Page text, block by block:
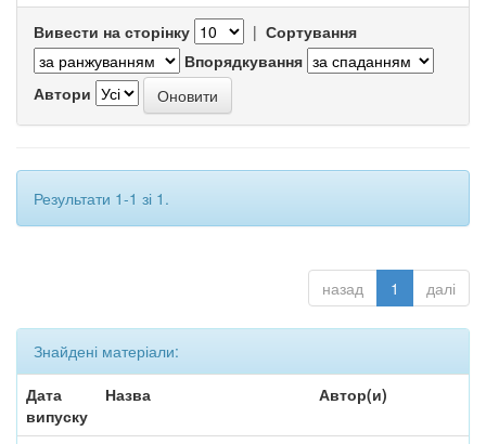
Вивести на сторінку | Сортування
Впорядкування
Автори
Результати 1-1 зі 1.
назад 1 далі
Знайдені матеріали:
Дата
випуску
Назва Автор(и)